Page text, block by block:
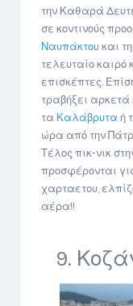
την Καθαρά
σε κοντινούς
Ναυπάκτου και
τελευταίο καιρό
επισκέπτες.
τραβήξει αρκετά
τα Καλάβρυτα ή
ώρα από την
Τέλος πικ-νικ
προσφέρονται
χαρταετου,
αέρα!!
9.